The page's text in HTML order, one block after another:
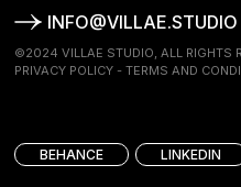
INFO@VILLAE.STUDIO
©2024 VILLAE STUDIO, ALL RIGHTS
PRIVACY POLICY -TERMS AND
BEHANCE LINKEDIN